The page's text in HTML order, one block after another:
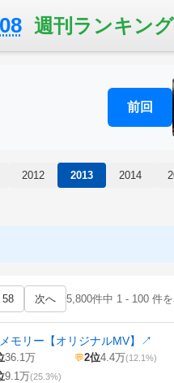
週刊ランキング
前回
2012 2013 2014
58 次へ 5,800件中 1 - 100 件
モリー【オリジナルMV】 ↗
36.1万 💬2位4.4万(12.1%)
9.1万(25.3%)